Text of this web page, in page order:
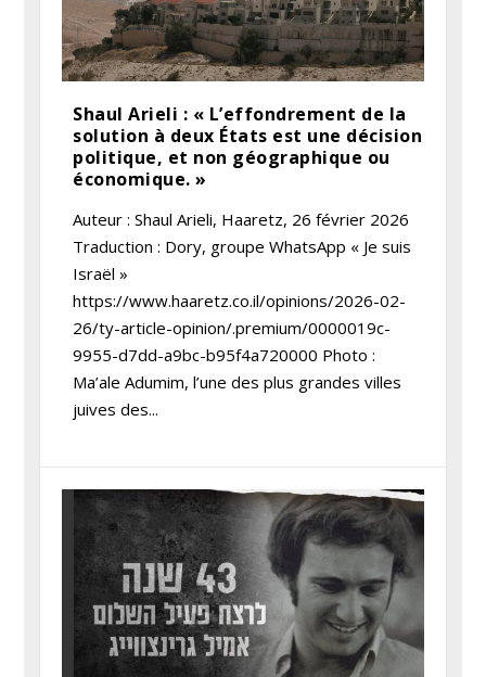
Shaul Arieli : « L’effondrement de la
solution à deux États est une décision
politique, et non géographique ou
économique. »
Auteur : Shaul Arieli, Haaretz, 26 février 2026
Traduction : Dory, groupe WhatsApp « Je suis
Israël »
https://www.haaretz.co.il/opinions/2026-02-
26/ty-article-opinion/.premium/0000019c-
9955-d7dd-a9bc-b95f4a720000 Photo :
Ma’ale Adumim, l’une des plus grandes villes
juives des...